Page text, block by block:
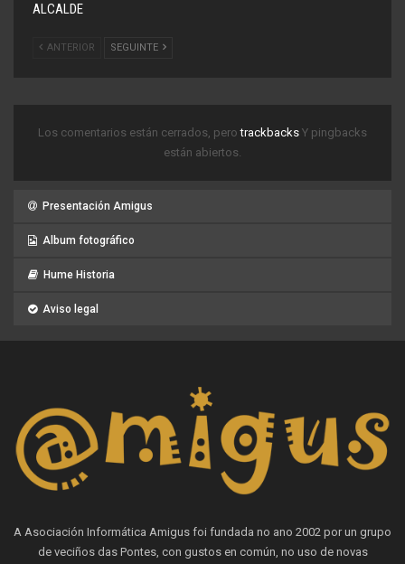
ALCALDE
ANTERIOR SEGUINTE
Los comentarios están cerrados, perotrackbacks Y pingbacks
están abiertos.
Presentación Amigus
Album fotográfico
Hume Historia
Aviso legal
A Asociación Informática Amigus foi fundada no ano 2002 por un grupo
de veciños das Pontes, con gustos en común, no uso de novas